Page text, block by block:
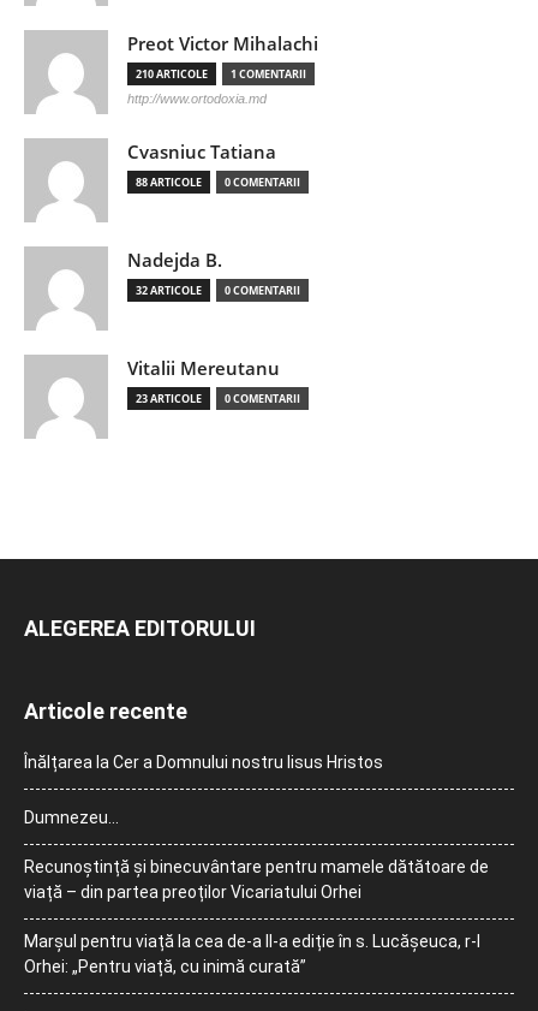
Preot Victor Mihalachi
210 ARTICOLE 1 COMENTARII
http://www.ortodoxia.md
Cvasniuc Tatiana
88 ARTICOLE 0 COMENTARII
Nadejda B.
32 ARTICOLE 0 COMENTARII
Vitalii Mereutanu
23 ARTICOLE 0 COMENTARII
ALEGEREA EDITORULUI
Articole recente
Înălțarea la Cer a Domnului nostru Iisus Hristos
Dumnezeu…
Recunoștință și binecuvântare pentru mamele dătătoare de
viață – din partea preoților Vicariatului Orhei
Marșul pentru viață la cea de-a II-a ediție în s. Lucășeuca, r-l
Orhei: „Pentru viață, cu inimă curată”